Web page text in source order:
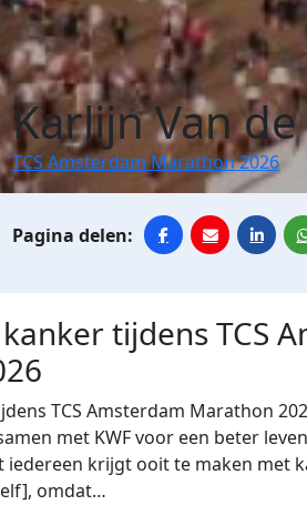
Karlijn Van
TCS Amsterdam Marathon 2026
tijdens TCS
TCS Amsterdam Marathon
met KWF voor een beter
iedereen krijgt ooit te maken met
omdat…